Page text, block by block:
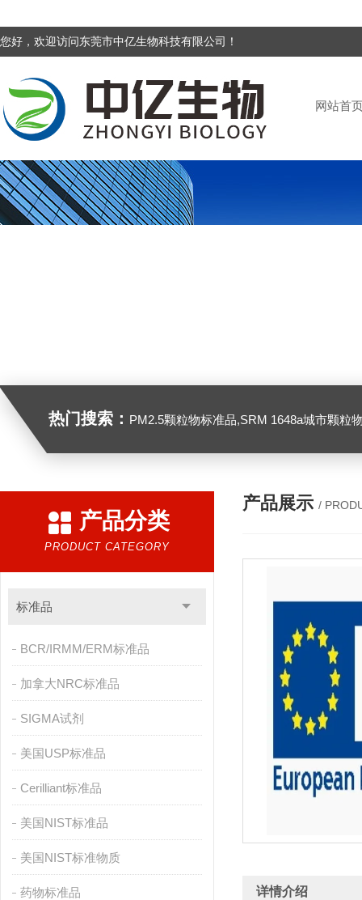
您好，欢迎访问东莞市中亿生物科技有限公司！
网站首
热门搜索： PM2.5颗粒物标准品,SRM 1648a城市颗粒物,SRM 1649B
产品分类
PRODUCT CATEGORY
标准品
BCR/IRMM/ERM标准品
加拿大NRC标准品
SIGMA试剂
美国USP标准品
Cerilliant标准品
美国NIST标准品
美国NIST标准物质
药物标准品
产品展示 /
详情介绍